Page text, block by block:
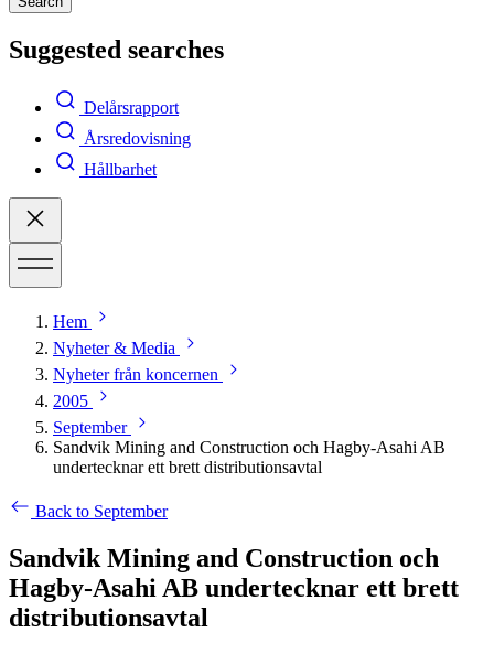
Suggested searches
Delårsrapport
Årsredovisning
Hållbarhet
Hem
Nyheter & Media
Nyheter från koncernen
2005
September
Sandvik Mining and Construction och Hagby-Asahi AB
undertecknar ett brett distributionsavtal
Back to September
Sandvik Mining and Construction och
Hagby-Asahi AB undertecknar ett brett
distributionsavtal